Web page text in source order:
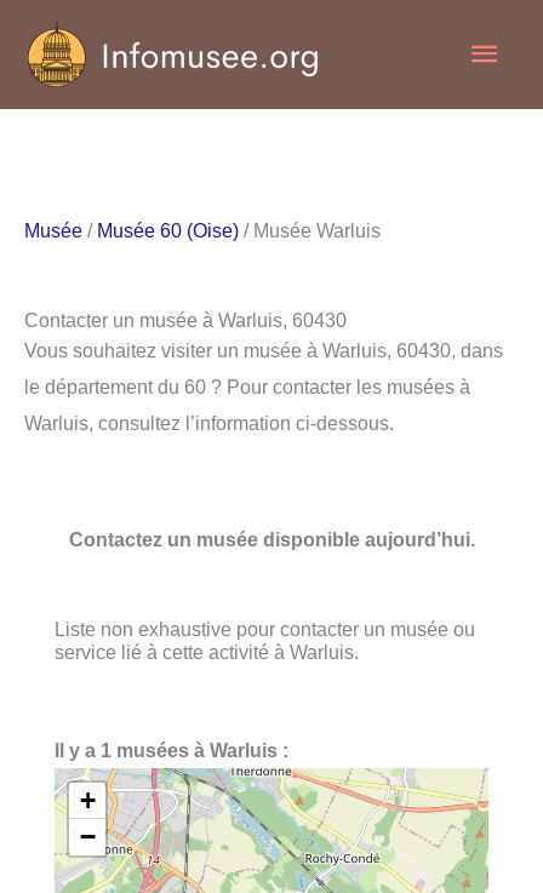
contenu
Musée / Musée 60 (Oise) / Musée Warluis
Contacter un musée à Warluis, 60430
Vous souhaitez visiter un musée à Warluis, 60430, dans
le département du 60 ? Pour contacter les musées à
Warluis, consultez l’information ci-dessous.
Contactez un musée disponible aujourd’hui.
Liste non exhaustive pour contacter un musée ou
service lié à cette activité à Warluis.
Il y a 1 musées à Warluis :
+
−